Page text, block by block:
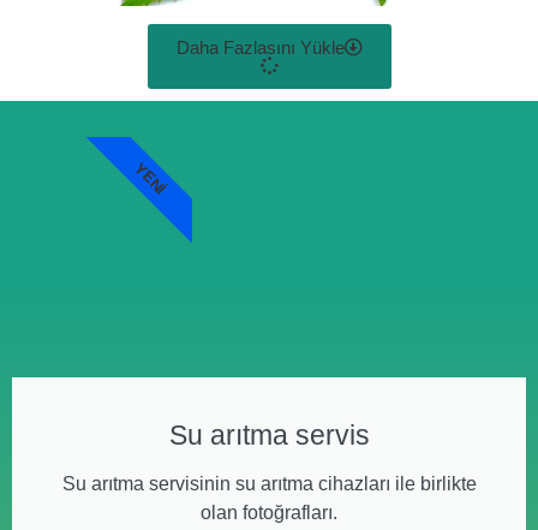
Daha Fazlasını Yükle
Su arıtma servis
Su arıtma servisinin su arıtma cihazları ile birlikte
olan fotoğrafları.
YENI